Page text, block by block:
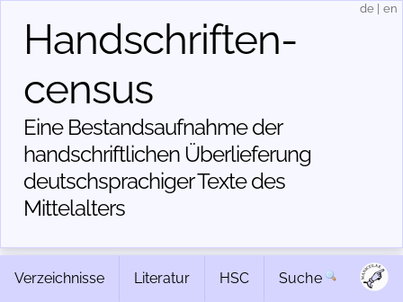
Handschriften­
census
Eine Bestandsaufnahme der
handschriftlichen Über­lieferung
deutschsprachiger Texte des
Mittelalters
de en
Verzeichnisse Literatur HSC Suche